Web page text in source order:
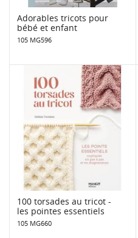
Adorables tricots pour
bébé et enfant
105 MG596
100 torsades au tricot -
les pointes essentiels
105 MG660